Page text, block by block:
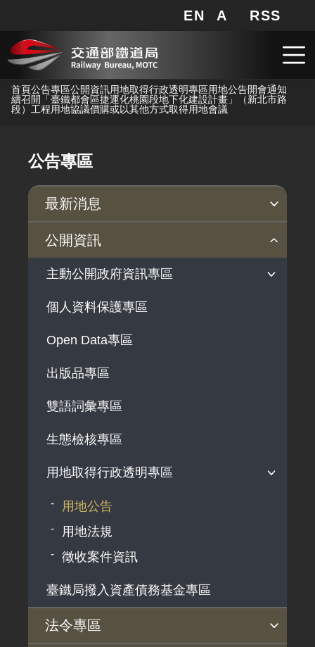
跳到主要內容
網站地圖
EN A 局長信箱
RSS
首頁公告專區公開資訊用地取得行政透明專區用地公告開會通知
續召開「臺鐵都會區捷運化桃園段地下化建設計畫」（新北市路
段）工程用地協議價購或以其他方式取得用地會議
公告專區
最新消息
新聞稿
公聽會
公告事項
公開資訊
主動公開政府資訊專區
法律及法規命令
解釋性規定及裁量基準
行政指導有關文書
施政計畫、業務統計及研究報告
預算與決算書
政策宣導廣告支出
個人資料保護專區
Open Data專區
出版品專區
雙語詞彙專區
生態檢核專區
用地取得行政透明專區
用地公告
用地法規
徵收案件資訊
臺鐵局撥入資產債務基金專區
法令專區